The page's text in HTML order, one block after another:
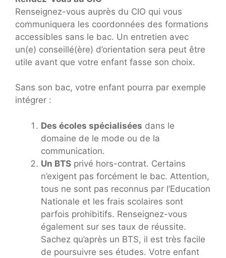
Renseignez-vous auprès du CIO qui vous
communiquera les coordonnées des formations
accessibles sans le bac. Un entretien avec
un(e) conseillé(ère) d’orientation sera peut être
utile avant que votre enfant fasse son choix.
Sans son bac, votre enfant pourra par exemple
intégrer :
Des écoles spécialisées dans le
domaine de le mode ou de la
communication.
Un BTS privé hors-contrat. Certains
n’exigent pas forcément le bac. Attention,
tous ne sont pas reconnus par l’Education
Nationale et les frais scolaires sont
parfois prohibitifs. Renseignez-vous
également sur ses taux de réussite.
Sachez qu’après un BTS, il est très facile
de poursuivre ses études. Votre enfant